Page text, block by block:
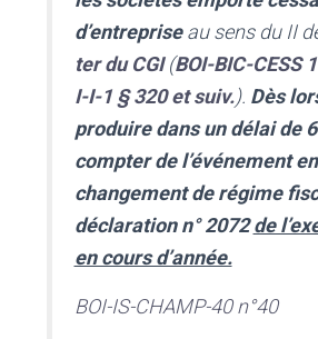
d’entrepriseau sens du II
ter du CGI (BOI-BIC-CESS
I-I-1 § 320 et suiv.). Dès
produire dans un délai de
compter de l’événement
changement de régime
déclaration n° 2072 de
en cours d’année.
BOI-IS-CHAMP-40 n°40